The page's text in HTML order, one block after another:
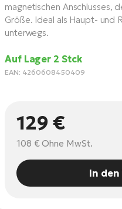
magnetischen Anschlusses,
Größe. Ideal als Haupt- und
unterwegs.
Auf Lager 2 Stck
EAN: 4260608450409
129 €
108 € Ohne MwSt.
In